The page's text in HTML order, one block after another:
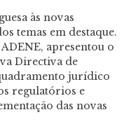
às novas
temas em destaque.
apresentou o
Directiva de
jurídico
regulatórios e
das novas